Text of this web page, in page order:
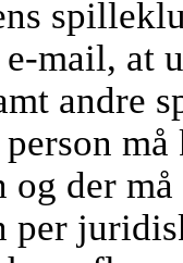
mail, at
andre
må
og der
per